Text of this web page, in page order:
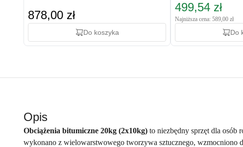
878,00 zł
Do koszyka
499,54 zł
Najniższa cena: 589,00 zł
Do
Opis
Obciążenia bitumiczne 20kg (2x10kg) to niezbędny sprzęt dla osób
wykonano z wielowarstwowego tworzywa sztucznego, wzmocniono